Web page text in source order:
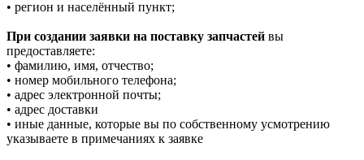
• регион и населённый пункт;
При создании заявки на поставку запчастей вы
предоставляете:
• фамилию, имя, отчество;
• номер мобильного телефона;
• адрес электронной почты;
• адрес доставки
• иные данные, которые вы по собственному усмотрению
указываете в примечаниях к заявке